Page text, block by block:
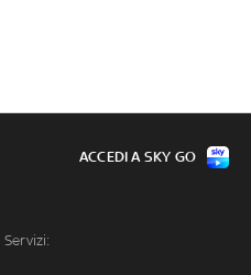
Servizi:
ACCEDI A SKY GO